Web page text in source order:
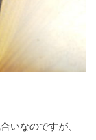
いなのですが、